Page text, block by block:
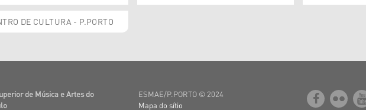
DE CULTURA - P.PORTO
de Música e Artes do
ESMAE/P.PORTO © 2024
Mapa do sítio